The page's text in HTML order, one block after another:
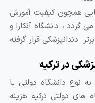
کیفیت آموزش
آنکارا و
قرار گرفته
ترکیه
دولتی یا
ترکیه هزینه